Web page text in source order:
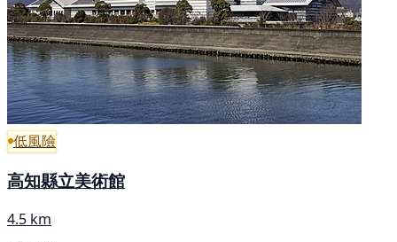
低風險
高知縣立美術館
4.5 km